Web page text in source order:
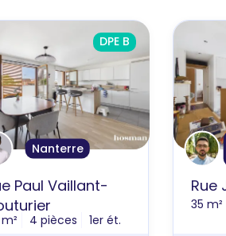
DPE B
Nanterre
Paul Vaillant-
4 pièces 1er ét.
Rue
35 m²